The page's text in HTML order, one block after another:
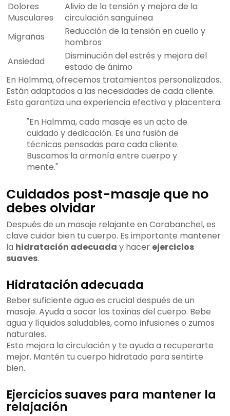
Dolores
Musculares
Alivio de la tensión y mejora de la
circulación sanguínea
Migrañas
Reducción de la tensión en cuello y
hombros
Ansiedad
Disminución del estrés y mejora del
estado de ánimo
En Halmma, ofrecemos tratamientos personalizados.
Están adaptados a las necesidades de cada cliente.
Esto garantiza una experiencia efectiva y placentera.
"En Halmma, cada masaje es un acto de
cuidado y dedicación. Es una fusión de
técnicas pensadas para cada cliente.
Buscamos la armonía entre cuerpo y
mente."
Cuidados post-masaje que no
debes olvidar
Después de un masaje relajante en Carabanchel, es
clave cuidar bien tu cuerpo. Es importante mantener
la hidratación adecuada y hacer ejercicios
suaves.
Hidratación adecuada
Beber suficiente agua es crucial después de un
masaje. Ayuda a sacar las toxinas del cuerpo. Bebe
agua y líquidos saludables, como infusiones o zumos
naturales.
Esto mejora la circulación y te ayuda a recuperarte
mejor. Mantén tu cuerpo hidratado para sentirte
bien.
Ejercicios suaves para mantener la
relajación